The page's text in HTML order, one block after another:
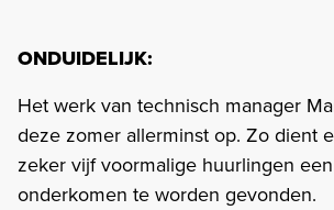
ONDUIDELIJK:
Het werk van technisch manager
deze zomer allerminst op. Zo dient
zeker vijf voormalige huurlingen
onderkomen te worden gevonden.